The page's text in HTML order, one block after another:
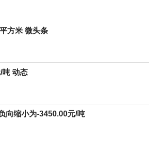
方米 微头条
吨 动态
向缩小为-3450.00元/吨